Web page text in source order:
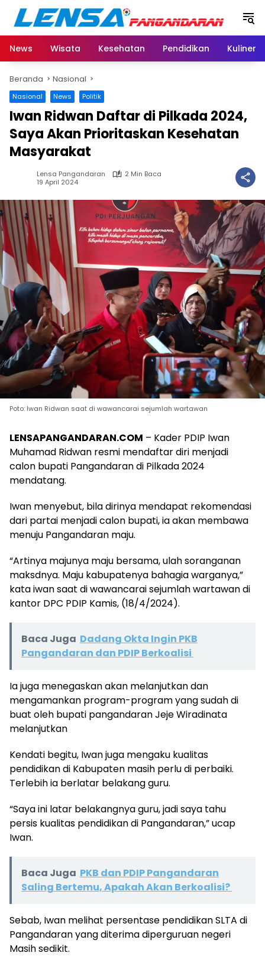
Langsung
konten
News
Wisata Kesehatan Pendidikan Kuliner
Beranda Nasional
Nasional News Politik
Iwan Ridwan Daftar di Pilkada 2024,
Saya Akan Prioritaskan Kesehatan
Masyarakat
Lensa Pangandaran
2 Min Baca
19 April 2024
Poto: Iwan Ridwan saat di wawancarai sejumlah wartawan
LENSAPANGANDARAN.COM – Kader PDIP Iwan
Muhamad Ridwan resmi mendaftar diri menjadi
calon bupati Pangandaran di Pilkada 2024
mendatang.
Iwan menyebut, bila dirinya mendapat rekomendasi
dari partai menjadi calon bupati, ia akan membawa
menuju Pangandaran maju.
“Artinya majunya maju bersama, ulah soranganan
maksdnya. Maju kabupatenya bahagia warganya,”
kata iwan saat di wawancarai sejumlah wartawan di
kantor DPC PDIP Kamis, (18/4/2024).
Baca Juga Dadang Okta Ingin PKB
Pangandaran dan PDIP Berkoalisi
Ia juga menegaskan akan melanjutkan dan
mengamankan program-program yang sudah di
buat oleh bupati pangandaran Jeje Wiradinata
melanjutkan
Kendati begitu, Iwan juga mengaku kualitas
pendidikan di Kabupaten masih perlu di perbaiki.
Terlebih ia berlatar belakang guru.
“Saya ini latar belakangnya guru, jadi saya tahu
persis kualitas pendidikan di Pangandaran,” ucap
Iwan.
Baca Juga PKB dan PDIP Pangandaran
Saling Bertemu, Apakah Akan Berkoalisi?
Sebab, Iwan melihat persentase pendidikan SLTA di
Pangandaran yang diterima diperguruan negeri
Masih sedikit.